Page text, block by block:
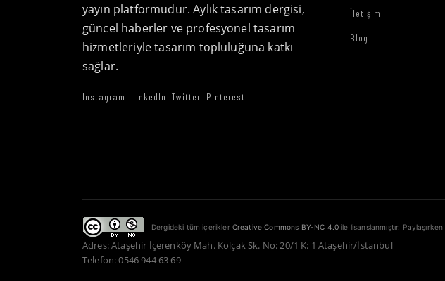
yayın platformudur. Aylık tasarım dergisi,
güncel haberler ve profesyonel tasarım
hizmetleriyle tasarım topluluğuna katkı
sağlar.
Instagram LinkedIn Twitter Pinterest
İletişim
Blog
Dergideki tüm içerikler Creative Commons BY-NC 4.0 ile lisanslanmıştır. Paylaşırken
Adres: Ataşehir İçerenköy Mah. Kolçak Sk. No: 20/1 K: 1 Ataşehir/İstanbul
Telefon: 0546 944 63 69